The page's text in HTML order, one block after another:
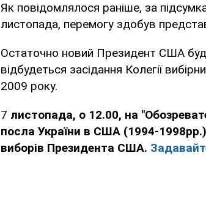
Як повідомлялося раніше, за
листопада, перемогу здобув
Остаточно новий Президент США
відбудеться засідання Колегії
2009 року.
7 листопада, о 12.00, на
посла України в США (1994-
виборів Президента США.